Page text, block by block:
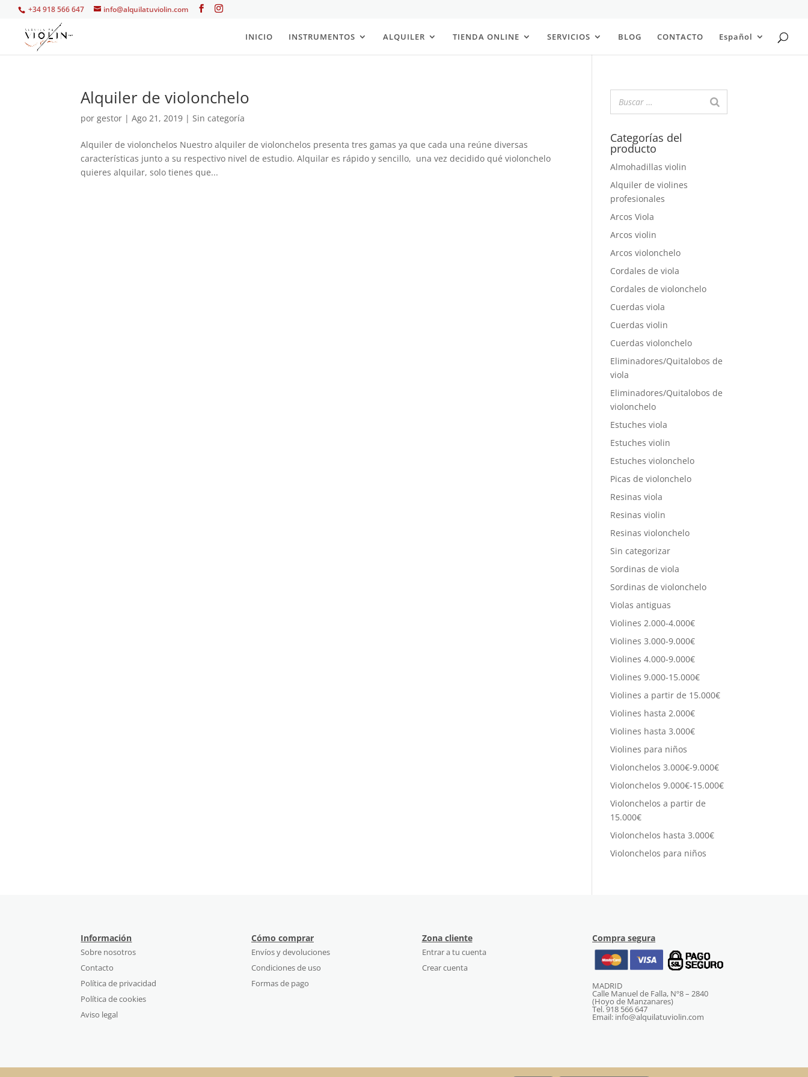
+34 918 566 647 info@alquilatuviolin.com
INICIO INSTRUMENTOS ALQUILER TIENDA ONLINE SERVICIOS BLOG CONTACTO Español
Alquiler de violonchelo
porgestor |Ago 21, 2019 | Sin categoría
Alquiler de violonchelos Nuestro alquiler de violonchelos presenta tres gamas ya que cada una reúne diversas
características junto a su respectivo nivel de estudio. Alquilar es rápido y sencillo, una vez decidido qué violonchelo
quieres alquilar, solo tienes que...
Categorías del
producto
Almohadillas violin
Alquiler de violines
profesionales
Arcos Viola
Arcos violin
Arcos violonchelo
Cordales de viola
Cordales de violonchelo
Cuerdas viola
Cuerdas violin
Cuerdas violonchelo
Eliminadores/Quitalobos de
viola
Eliminadores/Quitalobos de
violonchelo
Estuches viola
Estuches violin
Estuches violonchelo
Picas de violonchelo
Resinas viola
Resinas violin
Resinas violonchelo
Sin categorizar
Sordinas de viola
Sordinas de violonchelo
Violas antiguas
Violines 2.000-4.000€
Violines 3.000-9.000€
Violines 4.000-9.000€
Violines 9.000-15.000€
Violines a partir de 15.000€
Violines hasta 2.000€
Violines hasta 3.000€
Violines para niños
Violonchelos 3.000€-9.000€
Violonchelos 9.000€-15.000€
Violonchelos a partir de
15.000€
Violonchelos hasta 3.000€
Violonchelos para niños
Información
Sobre nosotros
Contacto
Política de privacidad
Política de cookies
Aviso legal
Cómo comprar
Envíos y devoluciones
Condiciones de uso
Formas de pago
Zona cliente
Entrar a tu cuenta
Crear cuenta
Compra segura
MADRID
Calle Manuel de Falla, Nº8 – 2840
(Hoyo de Manzanares)
Tel. 918 566 647
Email: info@alquilatuviolin.com